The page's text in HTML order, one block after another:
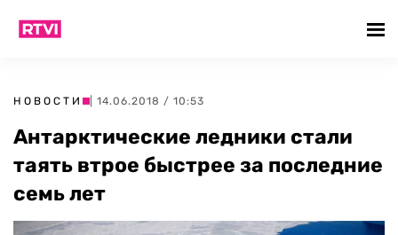
НОВОСТИ | 14.06.2018 / 10:53
Антарктические ледники стали
таять втрое быстрее за последние
семь лет